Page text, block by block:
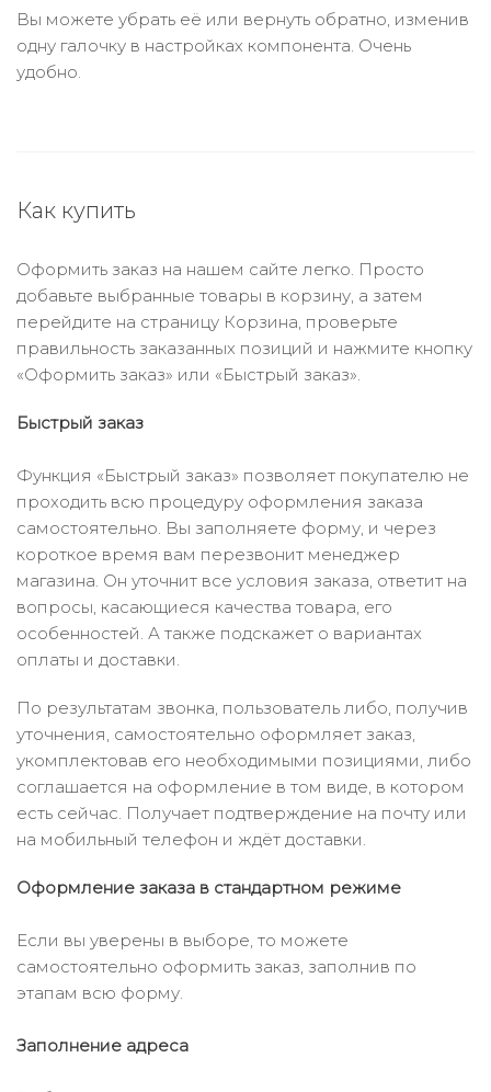
Вы можете убрать её или вернуть обратно, изменив
одну галочку в настройках компонента. Очень
удобно.
Как купить
Оформить заказ на нашем сайте легко. Просто
добавьте выбранные товары в корзину, а затем
перейдите на страницу Корзина, проверьте
правильность заказанных позиций и нажмите кнопку
«Оформить заказ» или «Быстрый заказ».
Быстрый заказ
Функция «Быстрый заказ» позволяет покупателю не
проходить всю процедуру оформления заказа
самостоятельно. Вы заполняете форму, и через
короткое время вам перезвонит менеджер
магазина. Он уточнит все условия заказа, ответит на
вопросы, касающиеся качества товара, его
особенностей. А также подскажет о вариантах
оплаты и доставки.
По результатам звонка, пользователь либо, получив
уточнения, самостоятельно оформляет заказ,
укомплектовав его необходимыми позициями, либо
соглашается на оформление в том виде, в котором
есть сейчас. Получает подтверждение на почту или
на мобильный телефон и ждёт доставки.
Оформление заказа в стандартном режиме
Если вы уверены в выборе, то можете
самостоятельно оформить заказ, заполнив по
этапам всю форму.
Заполнение адреса